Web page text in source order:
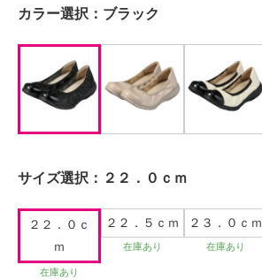
カラー選択： ブラック
サイズ選択： ２２．０ｃｍ
２２．０ｃ
ｍ
在庫あり
２２．５ｃｍ
在庫あり
２３．０ｃｍ
在庫あり